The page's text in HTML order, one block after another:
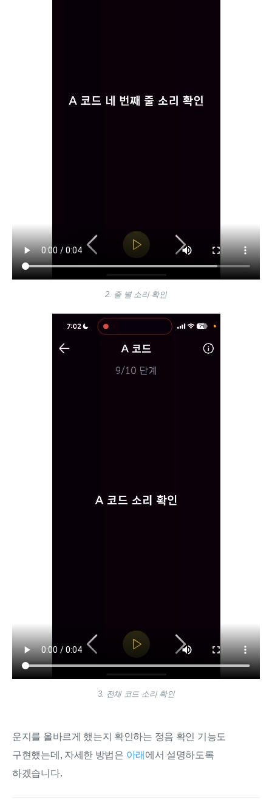
2. 줄 별 소리 확인
3. 전체 코드 소리 확인
운지를 올바르게 했는지 확인하는 정음 확인 기능도
구현했는데, 자세한 방법은 아래 에서 설명하도록
하겠습니다.